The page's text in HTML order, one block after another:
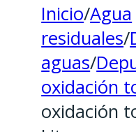
Inicio/Agua
residuales/
aguas/
oxidación
oxidación